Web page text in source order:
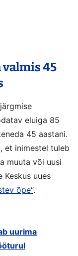
valmis 45
eluiga 85
45 aastani.
et inimestel tuleb
muuta või uusi
uues
õpe“.
uurima